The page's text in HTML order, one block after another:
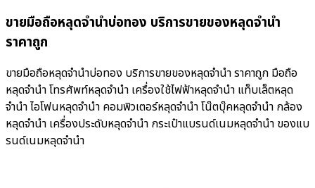
ขายมือถือหลุดจำนำบ่อทอง บริการขายของหลุดจำนำ
ราคาถูก
ขายมือถือหลุดจำนำบ่อทอง บริการขายของหลุดจำนำ ราคาถูก มือถือ
หลุดจำนำ โทรศัพท์หลุดจำนำ เครื่องใช้ไฟฟ้าหลุดจำนำ แท็บเล็ตหลุด
จำนำ ไอโฟนหลุดจำนำ คอมพิวเตอร์หลุดจำนำ โน๊ตบุ๊คหลุดจำนำ กล้อง
หลุดจำนำ เครื่องประดับหลุดจำนำ กระเป๋าแบรนด์เนมหลุดจำนำ ของแบ
รนด์เนมหลุดจำนำ